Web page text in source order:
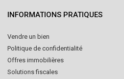
INFORMATIONS PRATIQUES
Vendre un bien
Politique de confidentialité
Offres immobilières
Solutions fiscales